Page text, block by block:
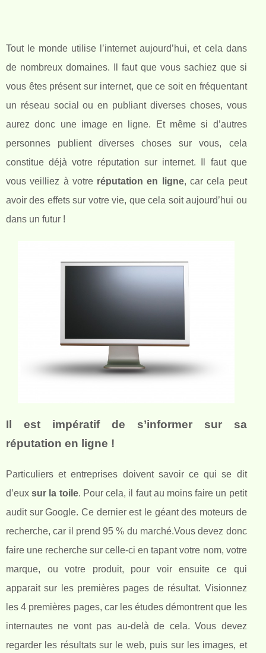
Tout le monde utilise l’internet aujourd’hui, et cela dans
de nombreux domaines. Il faut que vous sachiez que si
vous êtes présent sur internet, que ce soit en fréquentant
un réseau social ou en publiant diverses choses, vous
aurez donc une image en ligne. Et même si d’autres
personnes publient diverses choses sur vous, cela
constitue déjà votre réputation sur internet. Il faut que
vous veilliez à votre réputation en ligne, car cela peut
avoir des effets sur votre vie, que cela soit aujourd’hui ou
dans un futur !
Il est impératif de s’informer sur sa
réputation en ligne !
Particuliers et entreprises doivent savoir ce qui se dit
d’euxsur la toile. Pour cela, il faut au moins faire un petit
audit sur Google. Ce dernier est le géant des moteurs de
recherche, car il prend 95 % du marché.Vous devez donc
faire une recherche sur celle-ci en tapant votre nom, votre
marque, ou votre produit, pour voir ensuite ce qui
apparait sur les premières pages de résultat. Visionnez
les 4 premières pages, car les études démontrent que les
internautes ne vont pas au-delà de cela. Vous devez
regarder les résultats sur le web, puis sur les images, et